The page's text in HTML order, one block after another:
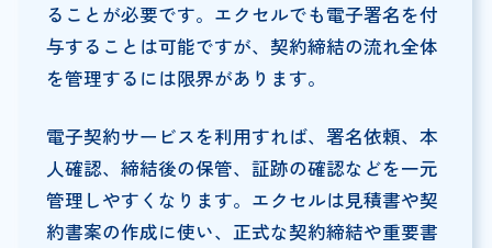
ることが必要です。エクセルでも電子署名を付
与することは可能ですが、契約締結の流れ全体
を管理するには限界があります。
電子契約サービスを利用すれば、署名依頼、本
人確認、締結後の保管、証跡の確認などを一元
管理しやすくなります。エクセルは見積書や契
約書案の作成に使い、正式な契約締結や重要書